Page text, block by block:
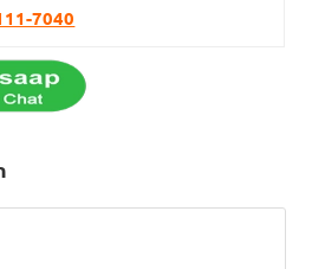
7040